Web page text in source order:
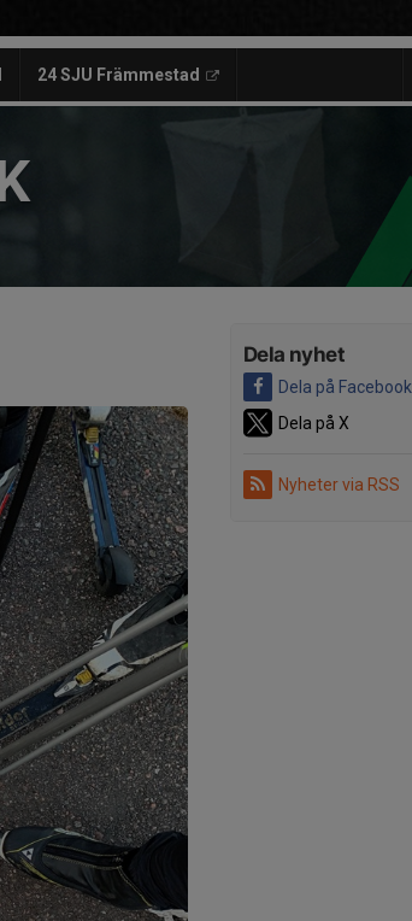
24 SJU Främmestad
Dela nyhet
Dela på Facebook
Dela på X
Nyheter via RSS